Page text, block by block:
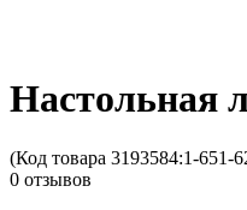
Настольная
(Код товара 3193584:1-651-
0 отзывов